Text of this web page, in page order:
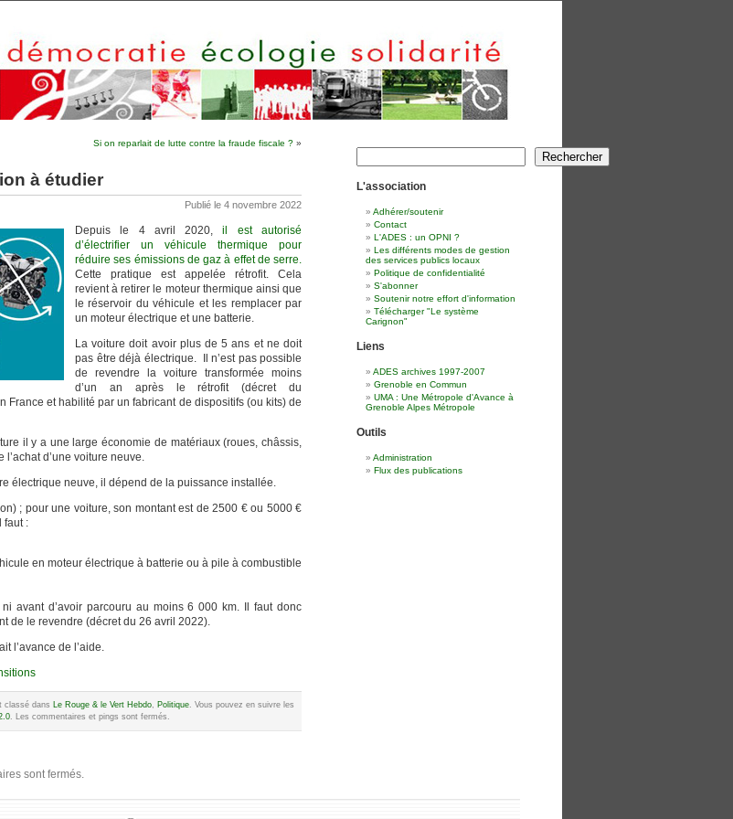
Si on reparlait de lutte contre la fraude fiscale ? »
à étudier
Publié le 4 novembre 2022
Depuis le 4 avril 2020,il est autorisé
d’électrifier un véhicule thermique pour
réduire ses émissions de gaz à effet de serre.
Cette pratique est appelée rétrofit. Cela
revient à retirer le moteur thermique ainsi que
le réservoir du véhicule et les remplacer par
un moteur électrique et une batterie.
La voiture doit avoir plus de 5 ans et ne doit
pas être déjà électrique. Il n’est pas possible
de revendre la voiture transformée moins
d’un an après le rétrofit (décret du
et habilité par un fabricant de dispositifs (ou kits) de
il y a une large économie de matériaux (roues, châssis,
d’une voiture neuve.
électrique neuve, il dépend de la puissance installée.
; pour une voiture, son montant est de 2500 € ou 5000 €
faut :
en moteur électrique à batterie ou à pile à combustible
avant d’avoir parcouru au moins 6 000 km. Il faut donc
de le revendre (décret du 26 avril 2022).
l’avance de l’aide.
classé dans Le Rouge & le Vert Hebdo, Politique. Vous pouvez en suivre les
. Les commentaires et pings sont fermés.
sont fermés.
Rechercher Rechercher
L'association
Adhérer/soutenir
Contact
L'ADES : un OPNI ?
Les différents modes de gestion
des services publics locaux
Politique de confidentialité
S'abonner
Soutenir notre effort d'information
Télécharger "Le système
Carignon"
Liens
ADES archives 1997-2007
Grenoble en Commun
UMA : Une Métropole d'Avance à
Grenoble Alpes Métropole
Outils
Administration
Flux des publications